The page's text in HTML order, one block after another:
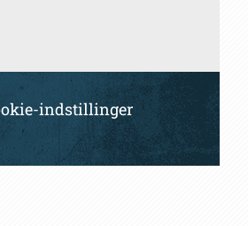
indstillinger